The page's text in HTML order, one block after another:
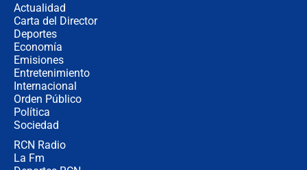
Actualidad
Carta del Director
Deportes
Economía
Emisiones
Entretenimiento
Internacional
Orden Público
Política
Sociedad
RCN Radio
La Fm